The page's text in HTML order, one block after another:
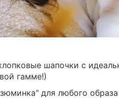
шапочки с
гамме!)
для любого образа